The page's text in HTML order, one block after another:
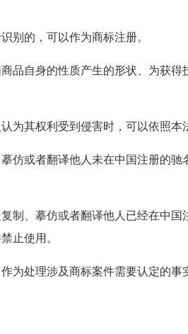
的，可以作为商标注册。
身的性质产生的形状、为获得技
权利受到侵害时，可以依照本法
者翻译他人未在中国注册的驰
摹仿或者翻译他人已经在中国
止使用。
理涉及商标案件需要认定的事实